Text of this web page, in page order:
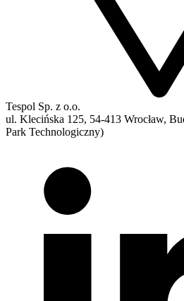
Tespol Sp. z o.o.
ul. Klecińska 125, 54-413 Wrocław,
Park Technologiczny)